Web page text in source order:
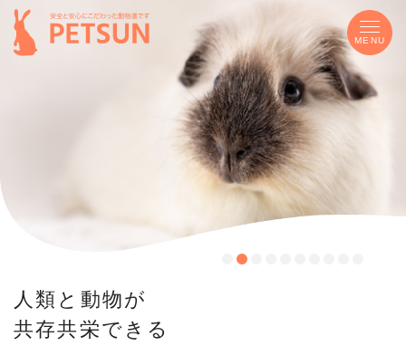
MENU
人類と動物が
共存共栄できる